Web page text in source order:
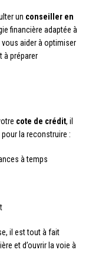
un conseiller en
financière adaptée à
aider à optimiser
à préparer
cote de crédit, il
la reconstruire :
à temps
il est tout à fait
et d’ouvrir la voie à